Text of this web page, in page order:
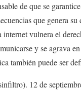
de que se
que genera
vulnera el
y se agrava
también puede ser
12 de